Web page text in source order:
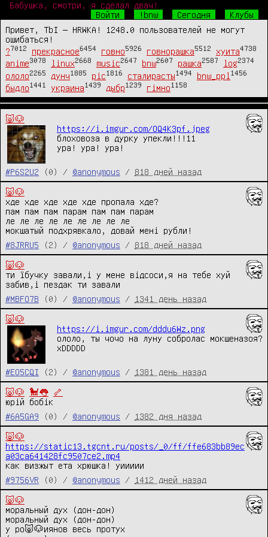
Бабушка, смотри, я сделал двач!
Войти
!bnw Сегодня
Клубы
Привет, TbI — HRWKA! 1248.0 пользователей не могут
ошибаться!
?7012 прекрасное6454 говно5926 говнорашка5512 хуита4738
anime3078 linux2668 music2647 bnw2607 рашка2587 log2374
ололо2265 дунч1885 pic1816 сталирасты1494 bnw_ppl 1456
быдло1441 украина1439 дыбр1239 гімно1158
🐷🐶
https://i.imgur.com/OQ4K3pf.jpeg
блоховоза в дурку упекли!!!11
ура! ура! ура!
#P6S2U2 (0) / @anonymous / 818 дней назад
🐷🐶
хде хде хде хде хде пропала хде?
пам пам пам парам пам пам парам
ле ле ле ле ле ле ле ле ле
мокшатый подхрявкало, довай мені рубли!
#8JRRU5
(2) / @anonymous / 818 дней назад
🐷🐶
ти їбучку завали,і у мене відсоси,я на тебе хуй
забив,і пездак ти завали
#MBFO7B
(0) / @anonymous / 1341 день назад
🐷🐶
https://i.imgur.com/dddu6Wz.png
ололо, ты чочо на луну собролас мокшеназоя?
xDDDDD
#EO5CQI (2) / @anonymous / 1381 день назад
🐷🐶 🐩👅
🦴
юрiй бобiк
#6A5GA9
(0) / @anonymous / 1382 дня назад
🐷🐶
https://static13.tgcnt.ru/posts/_0/ff/ffe683bb89ec
a03ca641428fc9507ce2.mp4
как визжыт ета хрюшка! уиииии
#9756VR
(0) / @anonymous / 1412 дней назад
🐷🐶
моральный дух (дон-дон)
моральный дух (дон-дон)
у ро🐷🐶иянов весь протух